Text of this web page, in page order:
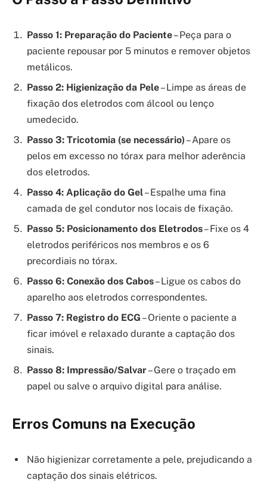
Passo 1: Preparação do Paciente– Peça para o
paciente repousar por 5 minutos e remover objetos
metálicos.
Passo 2: Higienização da Pele– Limpe as áreas de
fixação dos eletrodos com álcool ou lenço
umedecido.
Passo 3: Tricotomia (se necessário) – Apare os
pelos em excesso no tórax para melhor aderência
dos eletrodos.
Passo 4: Aplicação do Gel– Espalhe uma fina
camada de gel condutor nos locais de fixação.
Passo 5: Posicionamento dos Eletrodos– Fixe os 4
eletrodos periféricos nos membros e os 6
precordiais no tórax.
Passo 6: Conexão dos Cabos– Ligue os cabos do
aparelho aos eletrodos correspondentes.
Passo 7: Registro do ECG – Oriente o paciente a
ficar imóvel e relaxado durante a captação dos
sinais.
Passo 8: Impressão/Salvar– Gere o traçado em
papel ou salve o arquivo digital para análise.
Erros Comuns na Execução
Não higienizar corretamente a pele, prejudicando a
captação dos sinais elétricos.